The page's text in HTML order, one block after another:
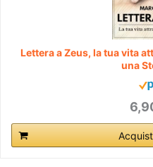
Lettera a Zeus, la tua vita
una